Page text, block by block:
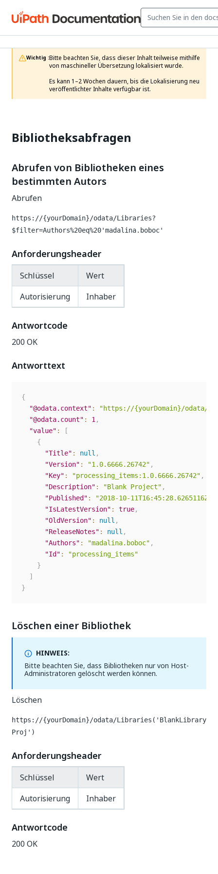
Wichtig :Bitte beachten Sie, dass dieser Inhalt teilweise mithilfe
von maschineller Übersetzung lokalisiert wurde.
Es kann 1–2 Wochen dauern, bis die Lokalisierung neu
veröffentlichter Inhalte verfügbar ist.
Bibliotheksabfragen
Abrufen von Bibliotheken eines
bestimmten Autors
Abrufen
https://{yourDomain}/odata/Libraries?
$filter=Authors%20eq%20'madalina.boboc'
Anforderungsheader
Schlüssel
Wert
Autorisierung
Inhaber
Antwortcode
200 OK
Antworttext
{
"@odata.context" :
"https://{yourDomain}/odata/
"@odata.count" : 1 ,
"value" :
[
{
"Title" : null ,
"Version" : "1.0.6666.26742" ,
"Key" : "processing_items:1.0.6666.26742" ,
"Description" : "Blank Project" ,
"Published" : "2018-10-11T16:45:28.6265116Z"
"IsLatestVersion" : true,
"OldVersion" : null ,
"ReleaseNotes" : null ,
"Authors" : "madalina.boboc" ,
"Id" :
"processing_items"
}
]
}
Löschen einer Bibliothek
HINWEIS:
Bitte beachten Sie, dass Bibliotheken nur von Host-
Administratoren gelöscht werden können.
Löschen
https://{yourDomain}/odata/Libraries('BlankLibrary
Proj')
Anforderungsheader
Schlüssel
Wert
Autorisierung
Inhaber
Antwortcode
200 OK